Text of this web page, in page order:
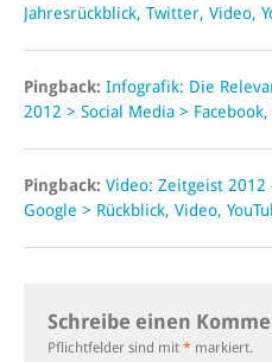
Jahresrückblick, Twitter, Video,
Pingback: Infografik: Die
2012 > Social Media >
Pingback: Video: Zeitgeist 2012
Google > Rückblick, Video,
Schreibe einen
Pflichtfelder sind mit * markiert.